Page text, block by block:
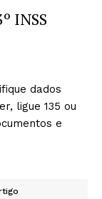
INSS
dados
ligue 135 ou
e